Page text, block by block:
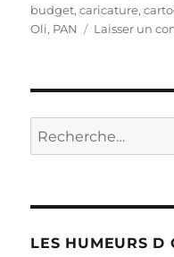
le
budget,caricature,
Oli, PAN Laisser un
Recherche
pour :
LES HUMEURS D